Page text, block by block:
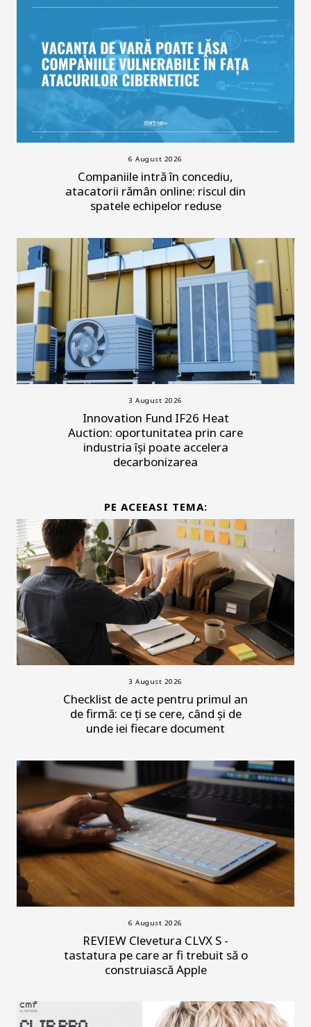
6 August 2026
Companiile intră în concediu,
atacatorii rămân online: riscul din
spatele echipelor reduse
3 August 2026
Innovation Fund IF26 Heat
Auction: oportunitatea prin care
industria își poate accelera
decarbonizarea
PE ACEEASI TEMA:
3 August 2026
Checklist de acte pentru primul an
de firmă: ce ți se cere, când și de
unde iei fiecare document
6 August 2026
REVIEW Clevetura CLVX S -
tastatura pe care ar fi trebuit să o
construiască Apple